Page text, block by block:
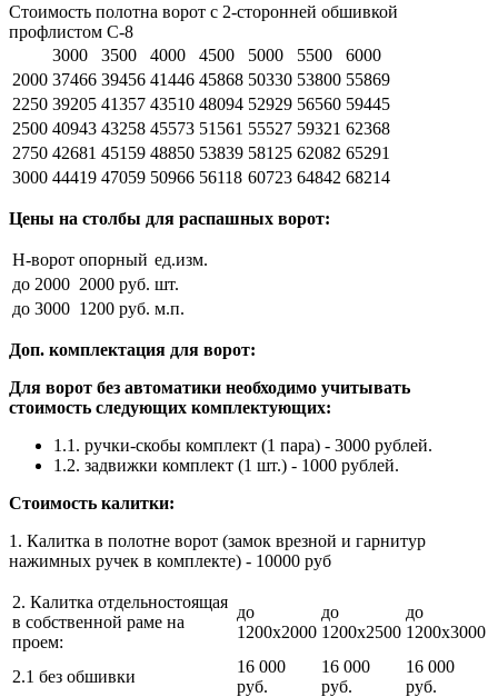
Стоимость полотна ворот с 2-сторонней обшивкой
профлистом С-8
3000
3500 4000 4500 5000 5500
6000
2000 37466 39456 41446 45868 50330 53800 55869
2250 39205 41357 43510 48094 52929 56560 59445
2500 40943 43258 45573 51561 55527 59321 62368
2750 42681 45159 48850 53839 58125 62082 65291
3000 44419 47059 50966 56118 60723 64842 68214
Цены на столбы для распашных ворот:
Н-ворот опорный ед.изм.
до 2000 2000 руб. шт.
до 3000 1200 руб. м.п.
Доп. комплектация для ворот:
Для ворот без автоматики необходимо учитывать
стоимость следующих комплектующих:
1.1. ручки-скобы комплект (1 пара) - 3000 рублей.
1.2. задвижки комплект (1 шт.) - 1000 рублей.
Стоимость калитки:
1. Калитка в полотне ворот (замок врезной и гарнитур
нажимных ручек в комплекте) - 10000 руб
2. Калитка отдельностоящая
в собственной раме на
проем:
до
1200х2000
до
1200х2500
до
1200х3000
2.1 без обшивки
16 000
руб.
16 000
руб.
16 000
руб.